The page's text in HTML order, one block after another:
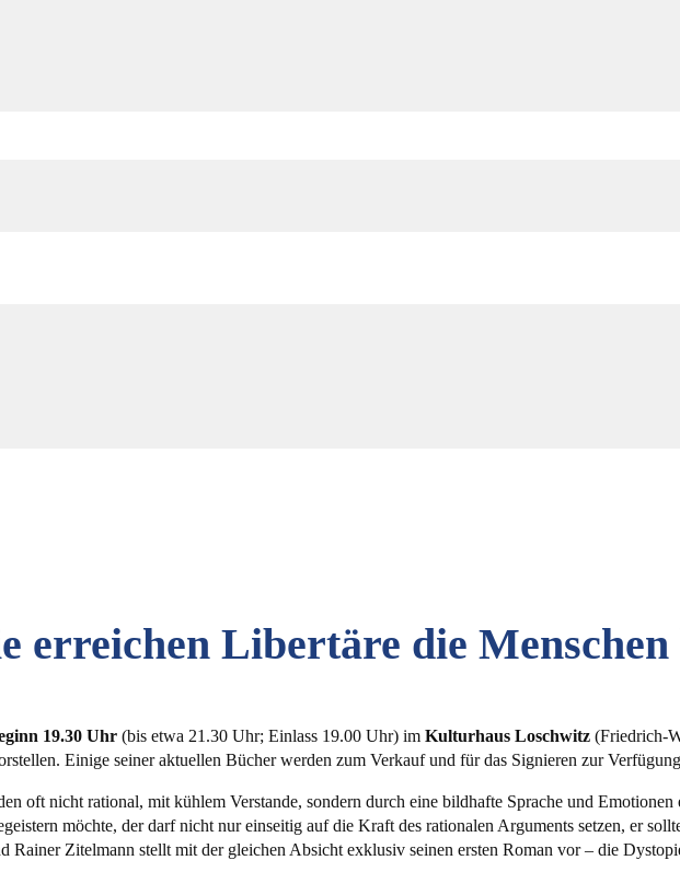
erreichen Libertäre die Menschen
19.30 Uhr (bis etwa 21.30 Uhr; Einlass 19.00 Uhr) im Kulturhaus Loschwitz (Friedrich-
Einige seiner aktuellen Bücher werden zum Verkauf und für das Signieren zur
oft nicht rational, mit kühlem Verstande, sondern durch eine bildhafte Sprache und Emotionen
möchte, der darf nicht nur einseitig auf die Kraft des rationalen Arguments setzen, er
Rainer Zitelmann stellt mit der gleichen Absicht exklusiv seinen ersten Roman vor – die